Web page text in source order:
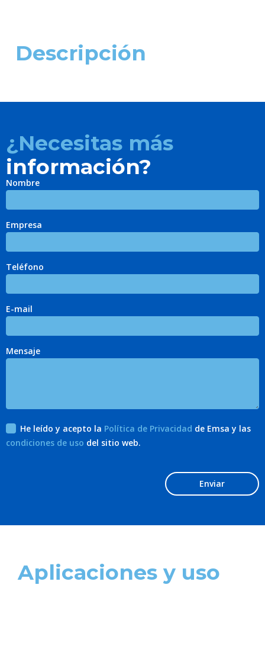
Descripción
¿Necesitas más
información?
Nombre
Empresa
Teléfono
E-mail
Mensaje
He leído y acepto la Política de Privacidad de Emsa y las
condiciones de uso del sitio web.
Enviar
Aplicaciones y uso